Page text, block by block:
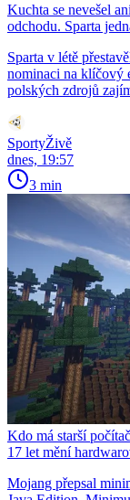
Kuchta se nevešel
odchodu. Sparta
Sparta v létě
nominaci na klíčový
polských zdrojů
SportyŽivě
dnes, 19:57
3 min
Kdo má starší
17 let mění
Mojang přepsal